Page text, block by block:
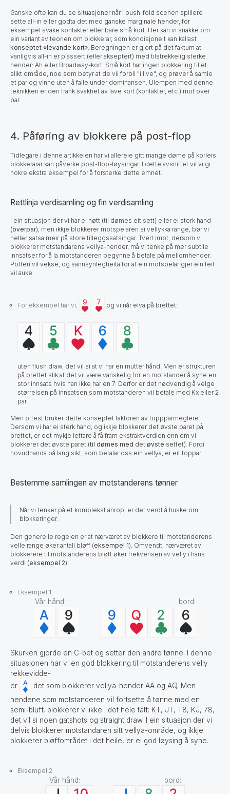
Ganske ofte kan du se situasjoner når i push-fold scenen spillere
sette all-in eller godta det med ganske marginale hender, for
eksempel svake kontakter eller bare små kort. Her kan vi snakke om
ein variant av teorien om blokkerar, som kondisjonelt kan kallast
konseptet «levande kort». Beregningen er gjort på det faktum at
vanligvis all-in er plassert (eller akseptert) med tilstrekkelig sterke
hender: Ah eller Broadway-kort. Små kort har ingen blokkering til et
slikt område, noe som betyr at de vil forbli "i live", og prøver å samle
et par og vinne uten å falle under dominansen. Ulempen med denne
teknikken er den frank svakhet av lave kort (kontakter, etc.) mot over
par.
4. Påføring av blokkere på post-flop
Tidlegare i denne artikkelen har vi allereie gitt mange døme på korleis
blokkerarar kan påverke post-flop-løysingar. I dette avsnittet vil vi gi
nokre ekstra eksempel for å forsterke dette emnet.
Rettlinja verdisamling og fin verdisamling
I ein situasjon der vi har ei nøtt (til dømes eit sett) eller ei sterk hand
(overpar), men ikkje blokkerer motspelaren si vellykka range, bør vi
heller satsa meir på store tilleggssatsingar. Tvert imot, dersom vi
blokkerer motstandarens vellya-hender, må vi tenke på mer subtile
innsatser for å la motstanderen begynne å betale på mellomhender.
Potten vil vekse, og sannsynlegheita for at ein motspelar gjer ein feil
vil auke.
For eksempel har vi, og vi når elva på brettet:
uten flush draw, det vil si at vi har en mutter hånd. Men er strukturen
på brettet slik at det vil være vanskelig for en motstander å syne en
stor innsats hvis han ikke har en 7. Derfor er det nødvendig å velge
størrelsen på innsatsen som motstanderen vil betale med Kx eller 2
par.
Men oftest bruker dette konseptet faktoren av toppparmeglere.
Dersom vi har ei sterk hand, og ikkje blokkerer det øvste paret på
brettet, er det mykje lettare å få fram ekstraktverdien enn om vi
blokkerer det øvste paret (til dømes med det øvste settet). Fordi
hovudhanda på lang sikt, som betalar oss ein vellya, er eit toppar.
Bestemme samlingen av motstanderens tønner
Når vi tenker på et komplekst anrop, er det verdt å huske om
blokkeringer.
Den generelle regelen er at nærværet av blokkere til motstanderens
velle range øker antall bløff (eksempel 1). Omvendt, nærværet av
blokkerere til motstanderens bløff øker frekvensen av velly i hans
verdi (eksempel 2).
Eksempel 1
Vår hånd: bord:
Skurken gjorde en C-bet og setter den andre tønne. I denne
situasjonen har vi en god blokkering til motstanderens velly
rekkevidde-
er
det som blokkerer vellya-hender AA og AQ. Men
hendene som motstanderen vil fortsette å tønne med en
semi-bluff, blokkerer vi ikke i det hele tatt: KT, JT, T8, KJ, 78,
det vil si noen gatshots og straight draw. I ein situasjon der vi
delvis blokkerer motstandaren sitt vellya-område, og ikkje
blokkerer bløffområdet i det heile, er ei god løysing å syne.
Eksempel 2
Vår hånd: bord: